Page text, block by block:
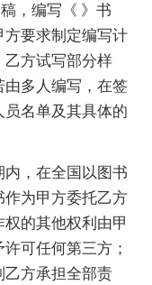
，编写《 》书
要求制定编写计
乙方试写部分样
多人编写，在签
名单及其具体的
，在全国以图书
作为甲方委托乙方
的其他权利由甲
可任何第三方；
乙方承担全部责